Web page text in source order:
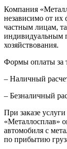
Компания
независимо от их
частным лицам,
индивидуальным
хозяйствования.
Формы оплаты за
– Наличный
– Безналичный
При заказе
«Металлосплав»
автомобиля с
по прибытию